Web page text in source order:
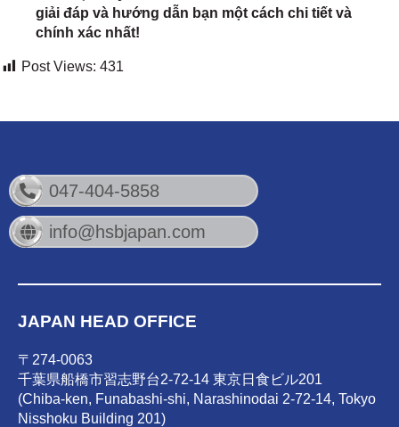
giải đáp và hướng dẫn bạn một cách chi tiết và
chính xác nhất!
Post Views: 431
047-404-5858
info@hsbjapan.com
JAPAN HEAD OFFICE
〒274-0063
千葉県船橋市習志野台2-72-14 東京日食ビル201
(Chiba-ken, Funabashi-shi, Narashinodai 2-72-14, Tokyo
Nisshoku Building 201)